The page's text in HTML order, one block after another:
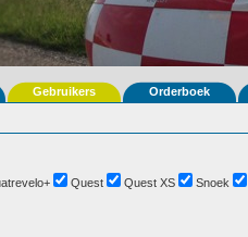
Gebruikers Orderboek
Quest Quest XS Snoek